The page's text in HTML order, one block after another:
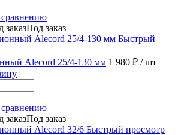
Под заказ
Быстрый
Alecord 25/4-130 мм 1 980 ₽ / шт
Под заказ
Быстрый просмотр